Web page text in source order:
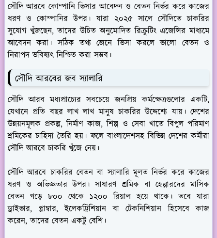
সৌদি আরবে কোম্পানি ভিসার আবেদন ও বেতন নির্ভর করে কাজের
ধরণ ও কোম্পানির উপর। যারা ২০২৫ সালে সৌদিতে চাকরির
সুযোগ খুঁজছেন, তাদের উচিত অনুমোদিত রিক্রুটিং এজেন্সির মাধ্যমে
আবেদন করা। সঠিক তথ্য জেনে ভিসা করলে ভালো বেতন ও
নিরাপদ ভবিষ্যৎ নিশ্চিত করা সম্ভব।
সৌদি আরবের জব স্যালারি
সৌদি আরব মধ্যপ্রাচ্যের সবচেয়ে জনপ্রিয় কর্মক্ষেত্রগুলোর একটি,
যেখানে প্রতি বছর লাখ লাখ মানুষ চাকরির উদ্দেশ্যে যায়। দেশের
উন্নয়নমূলক প্রকল্প, নির্মাণ কাজ, শিল্প ও সেবা খাতে বিপুল পরিমাণ
শ্রমিকের চাহিদা তৈরি হয়। ফলে বাংলাদেশসহ বিভিন্ন দেশের কর্মীরা
সৌদি আরবে চাকরি খুঁজে নেয়।
সৌদি আরবে চাকরির বেতন বা স্যালারি মূলত নির্ভর করে কাজের
ধরণ ও অভিজ্ঞতার উপর। সাধারণ শ্রমিক বা হেল্পারদের মাসিক
বেতন গড়ে ৮০০ থেকে ১২০০ রিয়াল হয়ে থাকে। তবে যারা
ড্রাইভার, প্লাম্বার, ইলেকট্রিশিয়ান বা টেকনিশিয়ান হিসেবে কাজ
করেন, তাদের বেতন একটু বেশি।